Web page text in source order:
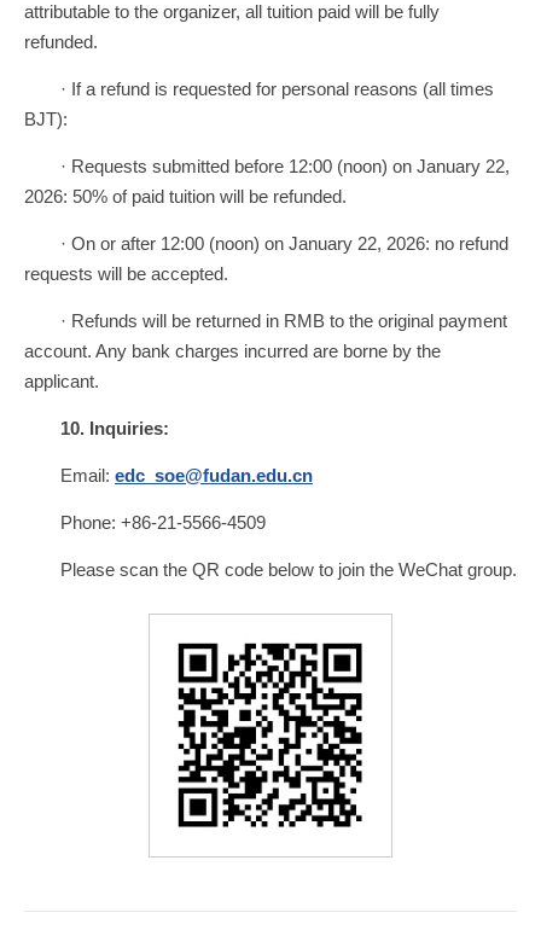
attributable to the organizer, all tuition paid will be fully
refunded.
· If a refund is requested for personal reasons (all times
BJT):
· Requests submitted before 12:00 (noon) on January 22,
2026: 50% of paid tuition will be refunded.
· On or after 12:00 (noon) on January 22, 2026: no refund
requests will be accepted.
· Refunds will be returned in RMB to the original payment
account. Any bank charges incurred are borne by the
applicant.
10. Inquiries:
Email: edc_soe@fudan.edu.cn
Phone: +86-21-5566-4509
Please scan the QR code below to join the WeChat group.